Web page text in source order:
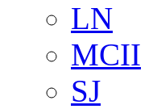
LN
MCII
SJ